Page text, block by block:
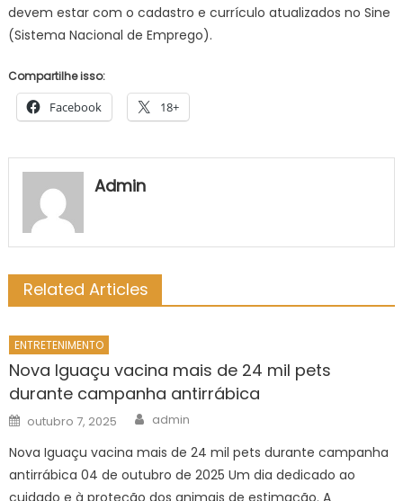
devem estar com o cadastro e currículo atualizados no Sine
(Sistema Nacional de Emprego).
Compartilhe isso:
Facebook 18+
Admin
Related Articles
ENTRETENIMENTO
Nova Iguaçu vacina mais de 24 mil pets
durante campanha antirrábica
Posted
on
outubro 7, 2025 Author
admin
Nova Iguaçu vacina mais de 24 mil pets durante campanha
antirrábica 04 de outubro de 2025 Um dia dedicado ao
cuidado e à proteção dos animais de estimação. A